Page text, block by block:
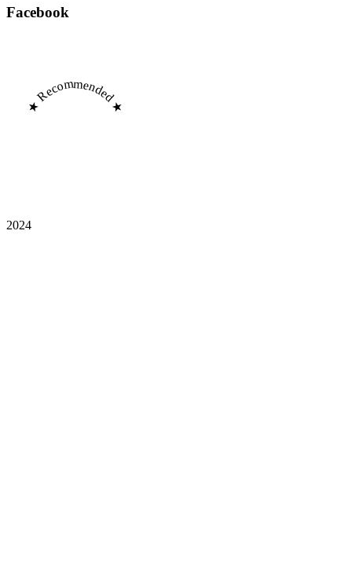
Facebook
★ Recommended ★
2024